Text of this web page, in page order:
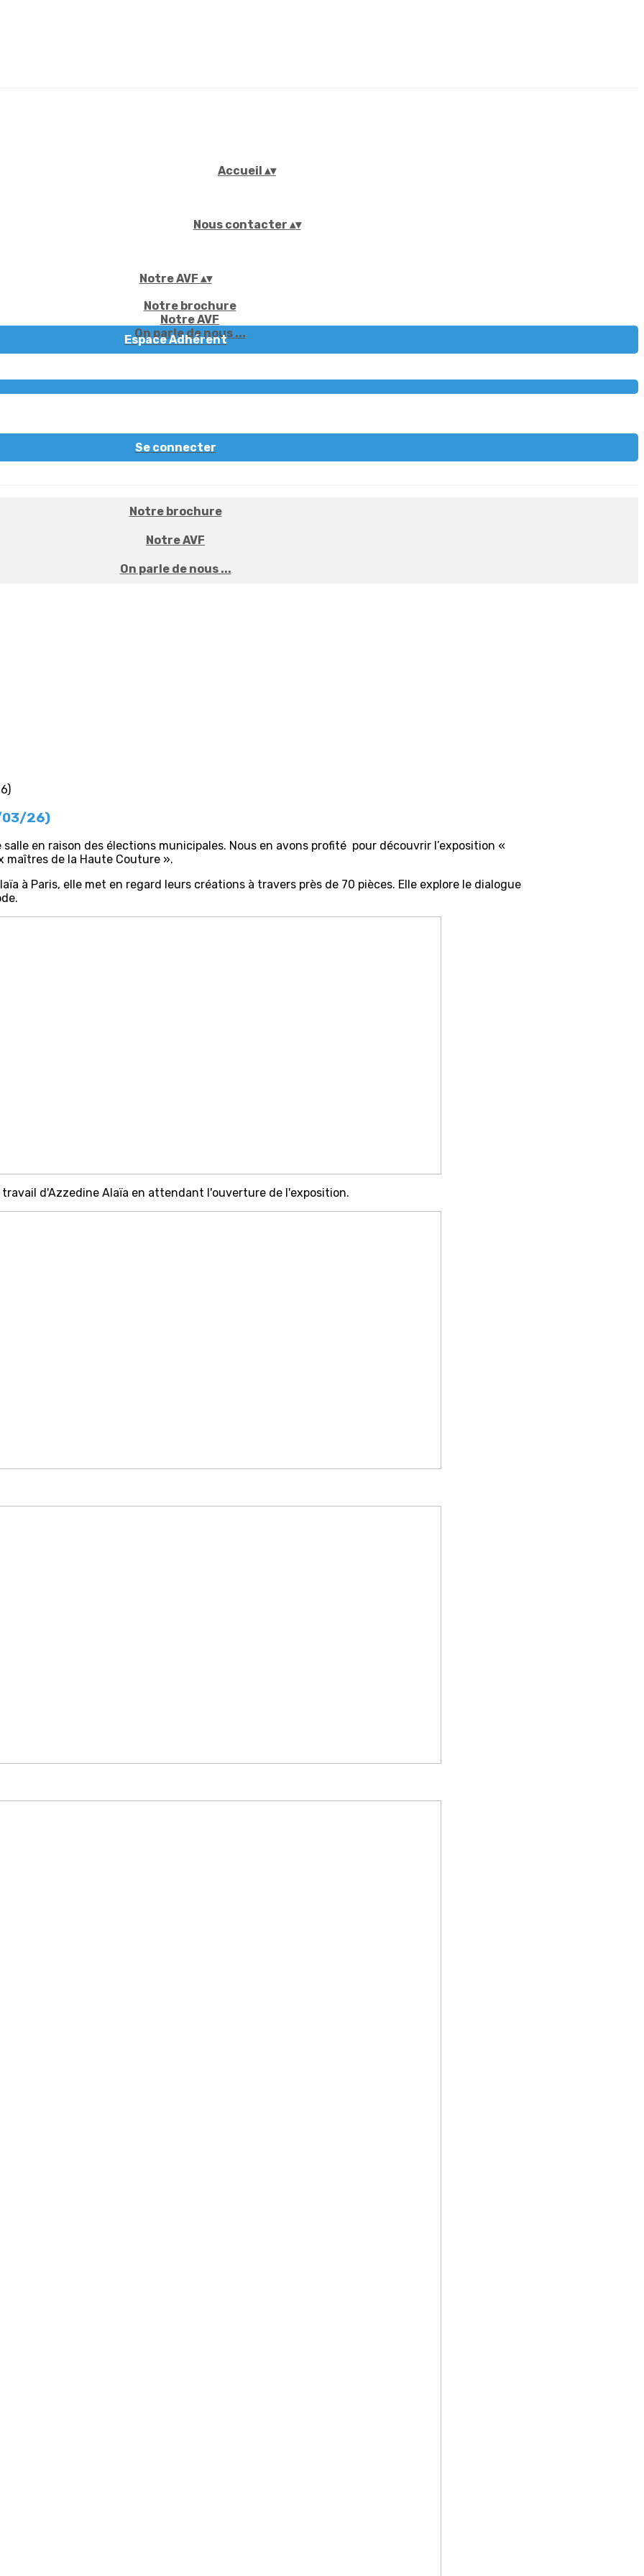
Accueil ▴▾
Nous contacter ▴▾
Notre AVF ▴▾
Notre brochure
Notre AVF
On parle de nous ...
Espace Adhérent
Se connecter
Notre brochure
Notre AVF
On parle de nous ...
03/26)
en raison des élections municipales. Nous en avons profité pour découvrir l’exposition «
maîtres de la Haute Couture ».
à Paris, elle met en regard leurs créations à travers près de 70 pièces. Elle explore le dialogue
travail d'Azzedine Alaïa en attendant l'ouverture de l'exposition.